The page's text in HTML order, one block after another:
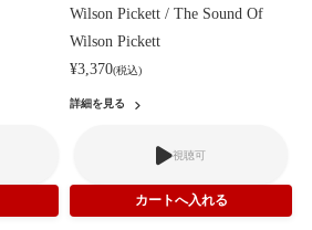
Wilson Pickett / The Sound Of
Wilson Pickett
¥3,370(税込)
詳細を見る
視聴可